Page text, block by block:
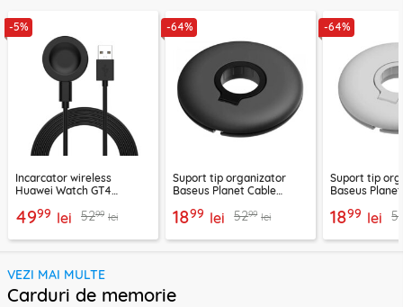
-5%
Incarcator wireless
Huawei Watch GT4
cablu Techsuit THC2
4999 lei 5299 lei
-64%
Suport tip organizator
Baseus Planet Cable
1899 lei 5299 lei
-64%
Suport tip
Baseus
1899 lei
VEZI MAI MULTE
Carduri de memorie